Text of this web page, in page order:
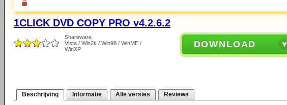
1CLICK DVD COPY PRO v4.2.6.2
Shareware
Vista / Win2k / Win98 / WinME /
WinXP
DOWNLOAD
Beschrijving Informatie Alle versies Reviews